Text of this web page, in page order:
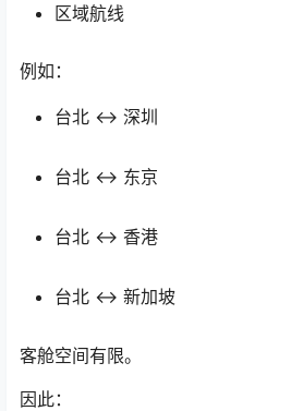
区域航线
例如：
台北 ↔ 深圳
台北 ↔ 东京
台北 ↔ 香港
台北 ↔ 新加坡
客舱空间有限。
因此：